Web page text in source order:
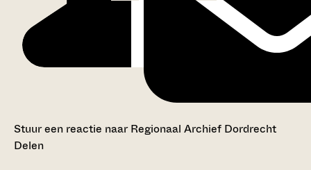
Stuur een reactie naar Regionaal Archief Dordrecht
Delen